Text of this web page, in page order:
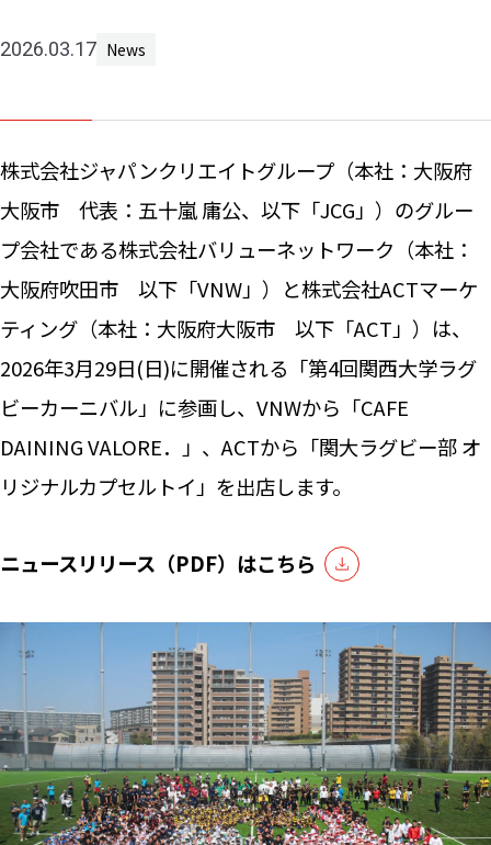
2026.03.17 News
株式会社ジャパンクリエイトグループ（本社：大阪府
大阪市 代表：五十嵐 庸公、以下「JCG」）のグルー
プ会社である株式会社バリューネットワーク（本社：
大阪府吹田市 以下「VNW」）と株式会社ACTマーケ
ティング（本社：大阪府大阪市 以下「ACT」）は、
2026年3月29日(日)に開催される「第4回関西大学ラグ
ビーカーニバル」に参画し、VNWから「CAFE
DAINING VALORE．」、ACTから「関大ラグビー部 オ
リジナルカプセルトイ」を出店します。
ニュースリリース（PDF）はこちら